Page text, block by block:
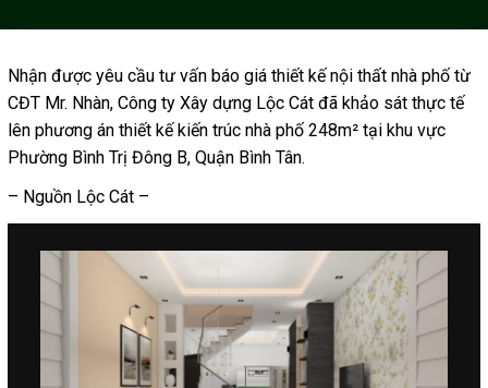
Nhận được yêu cầu tư vấn báo giá thiết kế nội thất nhà phố từ
CĐT Mr. Nhàn, Công ty Xây dựng Lộc Cát đã khảo sát thực tế
lên phương án thiết kế kiến trúc nhà phố 248m² tại khu vực
Phường Bình Trị Đông B, Quận Bình Tân.
– Nguồn Lộc Cát –